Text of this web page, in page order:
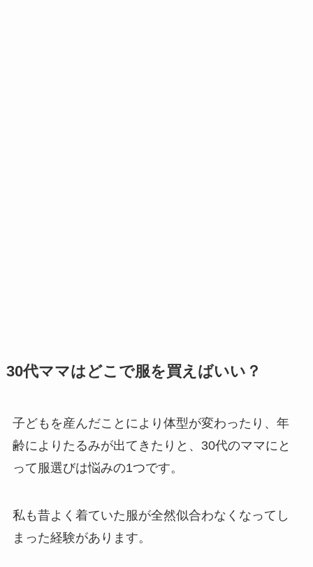
30代ママはどこで服を買えばいい？
子どもを産んだことにより体型が変わったり、年
齢によりたるみが出てきたりと、30代のママにと
って服選びは悩みの1つです。
私も昔よく着ていた服が全然似合わなくなってし
まった経験があります。